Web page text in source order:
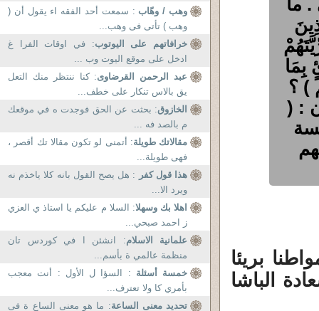
. ما
) ؟
: (
بريئا
الباشا
وهب / وهّاب : سمعت أحد الفقه اء يقول أن (
وهب ) تأتى فى وهب...
خرافاتهم على اليوتوب: في اوقات الفرا غ
ادخل على موقع اليوت وب ...
عبد الرحمن القرضاوى: كنا ننتظر منك التعل
يق بالاس تنكار على خطف...
الخازوق: بحثت عن الحق فوجدت ه في موقعك
م بالصد فه ...
مقالاتك طويلة: أتمنى لو تكون مقالا تك أقصر ،
فهى طويلة...
هذا قول كفر : هل يصح القول بانه كلا ياخذم نه
ويرد الا...
اهلا بك وسهلا: السلا م عليكم يا استاذ ي العزي
ز احمد صبحي...
علمانية الاسلام: انشئن ا في كوردس تان
منظمة عالمي ة بأسم...
خمسة أسئلة : السؤا ل الأول : أنت معجب
بأمري كا ولا تعترف...
تحديد معنى الساعة: ما هو معنى الساع ة فى